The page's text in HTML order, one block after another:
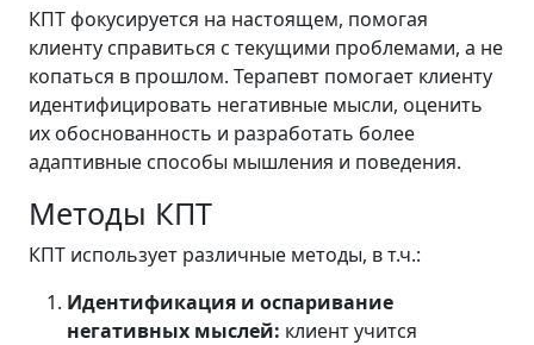
КПТ фокусируется на настоящем, помогая
клиенту справиться с текущими проблемами, а не
копаться в прошлом. Терапевт помогает клиенту
идентифицировать негативные мысли, оценить
их обоснованность и разработать более
адаптивные способы мышления и поведения.
Методы КПТ
КПТ использует различные методы, в т.ч.:
Идентификация и оспаривание
негативных мыслей: клиент учится